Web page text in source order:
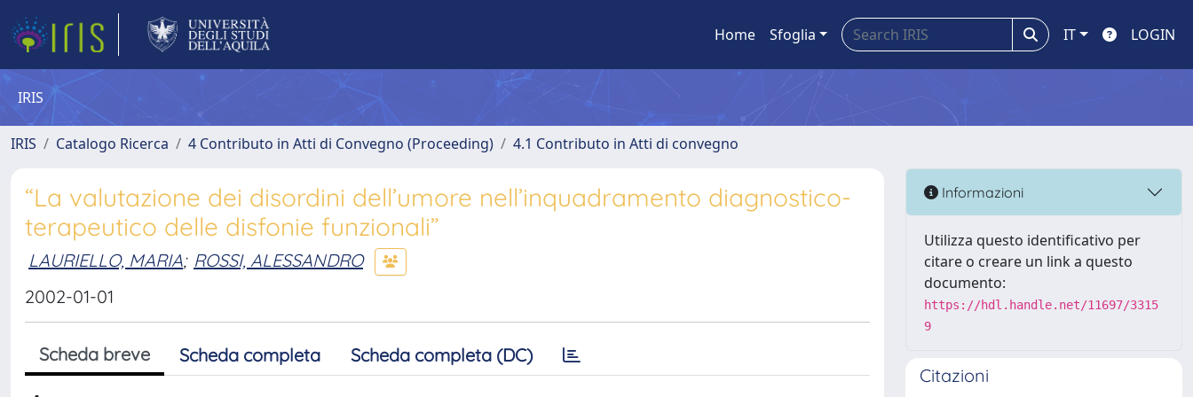
Home Sfoglia IT LOGIN
IRIS
IRIS Catalogo Ricerca 4 Contributo in Atti di Convegno (Proceeding) 4.1 Contributo in Atti di convegno
“La valutazione dei disordini dell’umore nell’inquadramento diagnostico-
terapeutico delle disfonie funzionali”
LAURIELLO, MARIA; ROSSI, ALESSANDRO
2002-01-01
Scheda breve Scheda completa Scheda completa (DC)
Informazioni
Utilizza questo identificativo per
citare o creare un link a questo
documento:
https://hdl.handle.net/11697/3315
9
Citazioni